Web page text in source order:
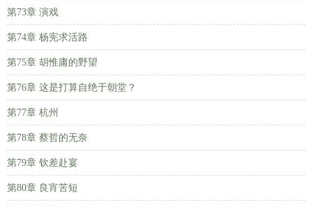
第73章 演戏
第74章 杨宪求活路
第75章 胡惟庸的野望
第76章 这是打算自绝于朝堂？
第77章 杭州
第78章 蔡哲的无奈
第79章 钦差赴宴
第80章 良宵苦短